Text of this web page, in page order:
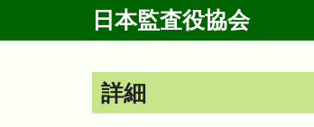
日本監査役協会
詳細